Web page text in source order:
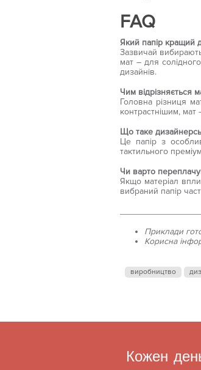
FAQ
Який папір кращий
Зазвичай
мат – для
дизайнів.
Чим відрізняється
Головна різниця
контрастнішим, мат
Що таке
Це папір з
тактильного
Чи варто
Якщо матеріал
вибраний папір
Приклади
Корисна
виробництво
Кожен